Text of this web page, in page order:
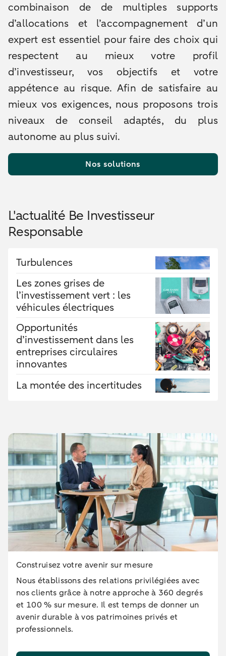
combinaison de de multiples supports
d’allocations et l’accompagnement d’un
expert est essentiel pour faire des choix qui
respectent au mieux votre profil
d’investisseur, vos objectifs et votre
appétence au risque. Afin de satisfaire au
mieux vos exigences, nous proposons trois
niveaux de conseil adaptés, du plus
autonome au plus suivi.
Nos solutions
L'actualité Be Investisseur
Responsable
Turbulences
Les zones grises de
l’investissement vert : les
véhicules électriques
Opportunités
d’investissement dans les
entreprises circulaires
innovantes
La montée des incertitudes
Construisez votre avenir sur mesure
Nous établissons des relations privilégiées avec
nos clients grâce à notre approche à 360 degrés
et 100 % sur mesure. Il est temps de donner un
avenir durable à vos patrimoines privés et
professionnels.